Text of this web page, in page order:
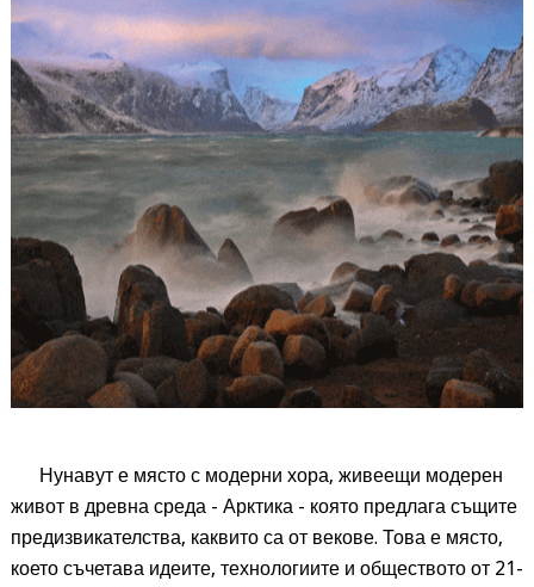
Нунавут е място с модерни хора, живеещи модерен
живот в древна среда - Арктика - която предлага същите
предизвикателства, каквито са от векове. Това е място,
което съчетава идеите, технологиите и обществото от 21-